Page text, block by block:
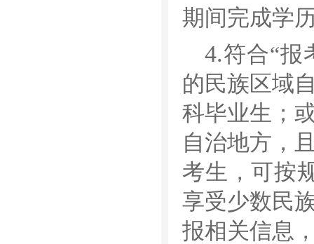
期间完成学
4.符合“报
的民族区域
科毕业生；
自治地方，
考生，可按
享受少数民
报相关信息